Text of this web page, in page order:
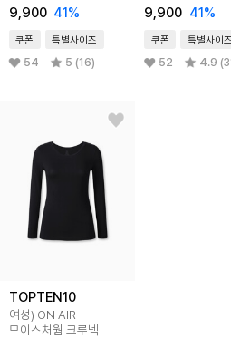
9,900 41 %
쿠폰 특별사이즈
54 5 (16)
9,900 41 %
쿠폰 특별사이즈
52 4.9
TOPTEN10
여성) ON AIR
모이스처웜 크루넥